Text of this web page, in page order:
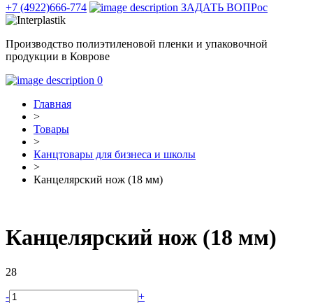
+7 (4922)666-774
ЗАДАТЬ ВОПРос
Производство полиэтиленовой пленки и упаковочной
продукции в Коврове
0
Главная
>
Товары
>
Канцтовары для бизнеса и школы
>
Канцелярский нож (18 мм)
Канцелярский нож (18 мм)
28
- +